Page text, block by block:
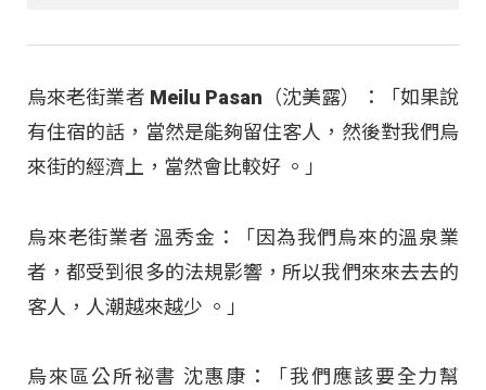
烏來老街業者 Meilu Pasan（沈美露）：「如果說
有住宿的話，當然是能夠留住客人，然後對我們烏
來街的經濟上，當然會比較好 。」
烏來老街業者 溫秀金：「因為我們烏來的溫泉業
者，都受到很多的法規影響，所以我們來來去去的
客人，人潮越來越少 。」
烏來區公所祕書 沈惠康：「我們應該要全力幫